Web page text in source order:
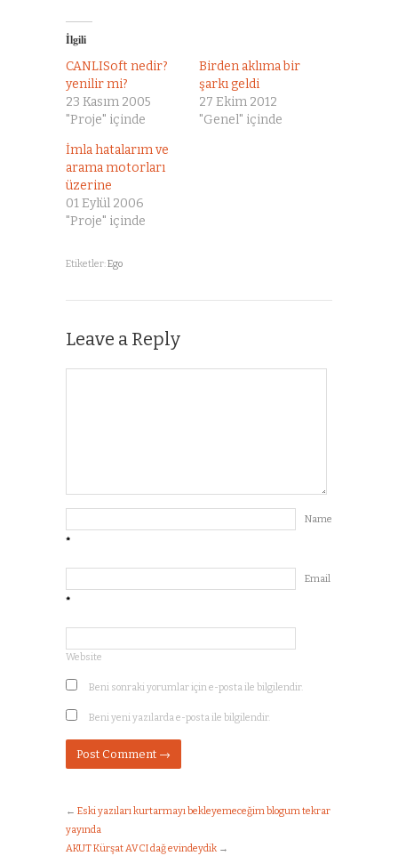
İlgili
CANLISoft nedir?
yenilir mi?
23 Kasım 2005
"Proje" içinde
Birden aklıma bir
şarkı geldi
27 Ekim 2012
"Genel" içinde
İmla hatalarım ve
arama motorları
üzerine
01 Eylül 2006
"Proje" içinde
Etiketler:Ego
Leave a Reply
Name
*
Email
*
Website
Beni sonraki yorumlar için e-posta ile bilgilendir.
Beni yeni yazılarda e-posta ile bilgilendir.
← Eski yazıları kurtarmayı bekleyemeceğim blogum tekrar
yayında
AKUT Kürşat AVCI dağ evindeydik →